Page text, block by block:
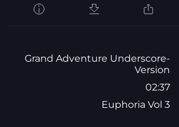
Grand Adventure Underscore-
Version
02:37
Euphoria Vol 3